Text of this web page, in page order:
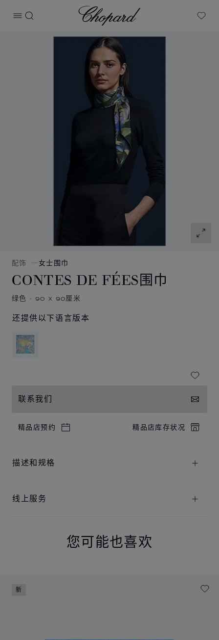
打开菜单
搜索
Chopard
My
产品 Contes de fées围巾 的图片（启用按钮以打开图库）
配饰 女士围巾
CONTES DE FÉES围巾
绿色 - 90 X 90厘米
还提供以下语言版本
联系我们
精品店预约 精品店库存状况
描述和规格
线上服务
您可能也喜欢
新